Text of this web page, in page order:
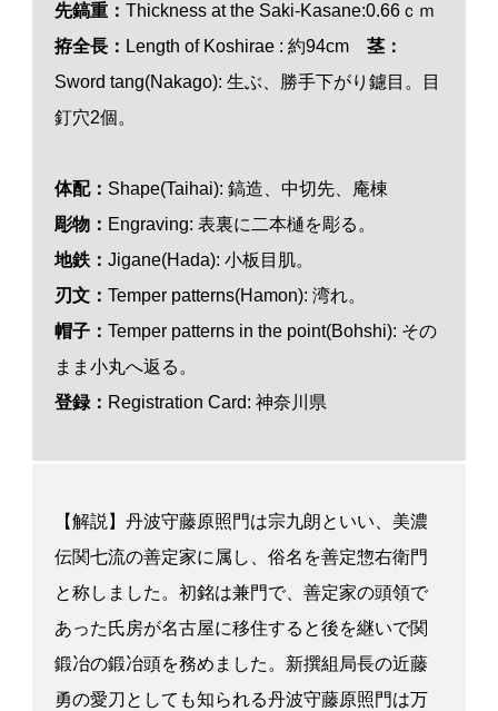
先鎬重： Thickness at the Saki-Kasane:0.66ｃｍ
拵全長： Length of Koshirae : 約94cm 茎：
Sword tang(Nakago): 生ぶ、勝手下がり鑢目。目
釘穴2個。
体配： Shape(Taihai): 鎬造、中切先、庵棟
彫物： Engraving: 表裏に二本樋を彫る。
地鉄： Jigane(Hada): 小板目肌。
刃文： Temper patterns(Hamon): 湾れ。
帽子： Temper patterns in the point(Bohshi): その
まま小丸へ返る。
登録： Registration Card: 神奈川県
【解説】丹波守藤原照門は宗九朗といい、美濃
伝関七流の善定家に属し、俗名を善定惣右衛門
と称しました。初銘は兼門で、善定家の頭領で
あった氏房が名古屋に移住すると後を継いで関
鍛冶の鍛冶頭を務めました。新撰組局長の近藤
勇の愛刀としても知られる丹波守藤原照門は万